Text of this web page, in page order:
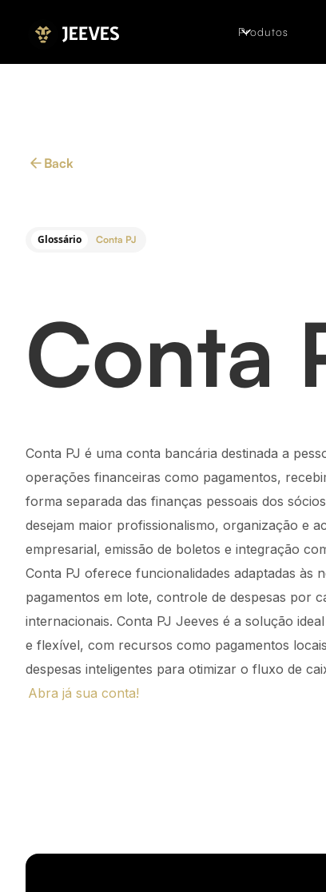
Produtos
Back
Glossário Conta PJ
Conta
Conta PJ é uma conta bancária destinada a
operações financeiras como pagamentos,
forma separada das finanças pessoais dos
desejam maior profissionalismo, organização e
empresarial, emissão de boletos e integração
Conta PJ oferece funcionalidades adaptadas às
pagamentos em lote, controle de despesas por
internacionais. Conta PJ Jeeves é a solução
e flexível, com recursos como pagamentos
despesas inteligentes para otimizar o fluxo de
Abra já sua conta!